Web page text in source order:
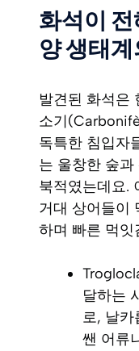
화석이
양 생태계
발견된 화석은
소기
독특한 침입자
는 울창한 숲
북적였는데요.
거대 상어들이
하며 빠른 먹잇
달하는
로, 날카
쌘 어류